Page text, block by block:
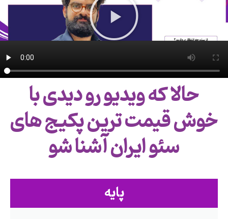
حالا که ویدیو رو دیدی با
خوش قیمت ترین پکیج های
سئو ایران آشنا شو
پایه